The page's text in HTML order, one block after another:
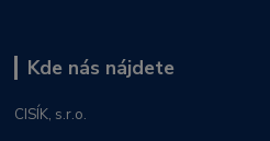
Kde nás nájdete
CISÍK, s.r.o.